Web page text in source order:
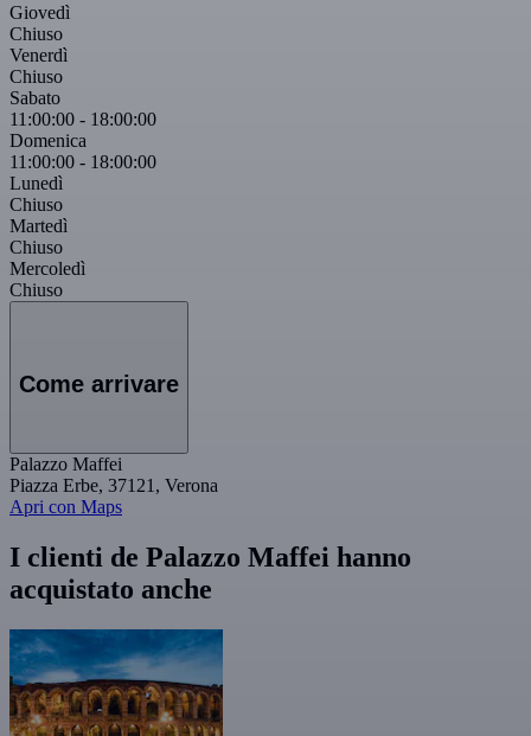
Giovedì
Chiuso
Venerdì
Chiuso
Sabato
11:00:00 - 18:00:00
Domenica
11:00:00 - 18:00:00
Lunedì
Chiuso
Martedì
Chiuso
Mercoledì
Chiuso
Come arrivare
Palazzo Maffei
Piazza Erbe, 37121, Verona
Apri con Maps
I clienti de Palazzo Maffei hanno
acquistato anche